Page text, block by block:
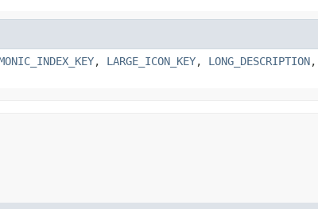
, LARGE_ICON_KEY, LONG_DESCRIPTION,